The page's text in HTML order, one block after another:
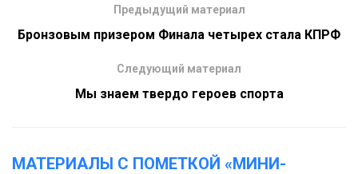
Предыдущий материал
Бронзовым призером Финала четырех стала КПРФ
Следующий материал
Мы знаем твердо героев спорта
МАТЕРИАЛЫ С ПОМЕТКОЙ «МИНИ-